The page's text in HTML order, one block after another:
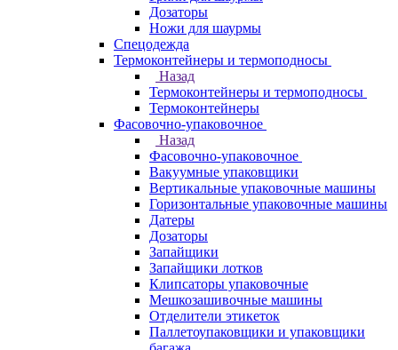
Дозаторы
Ножи для шаурмы
Спецодежда
Термоконтейнеры и термоподносы
Назад
Термоконтейнеры и термоподносы
Термоконтейнеры
Фасовочно-упаковочное
Назад
Фасовочно-упаковочное
Вакуумные упаковщики
Вертикальные упаковочные машины
Горизонтальные упаковочные машины
Датеры
Дозаторы
Запайщики
Запайщики лотков
Клипсаторы упаковочные
Мешкозашивочные машины
Отделители этикеток
Паллетоупаковщики и упаковщики